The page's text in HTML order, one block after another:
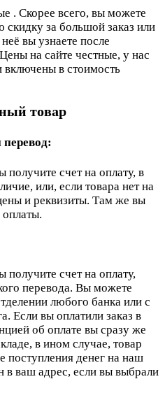
. Скорее всего, вы можете
за большой заказ или
вы узнаете после
на сайте честные, у нас
включены в стоимость
товар
счет на оплату, в
или, если товара нет на
и реквизиты. Там же вы
оплаты.
получите счет на оплату,
перевода. Вы можете
любого банка или с
Если вы оплатили заказ в
об оплате вы сразу же
в ином случае, товар
поступления денег на наш
в ваш адрес, если вы выбрали